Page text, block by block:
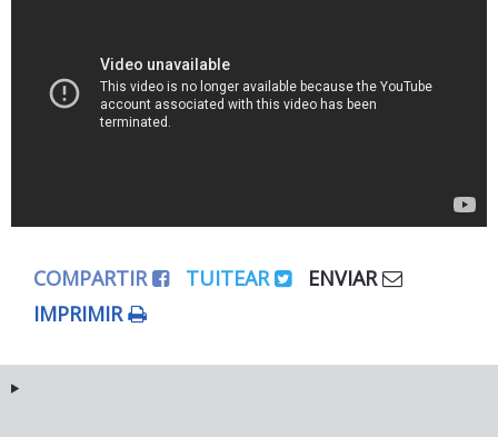
COMPARTIR TUITEAR
ENVIAR
IMPRIMIR